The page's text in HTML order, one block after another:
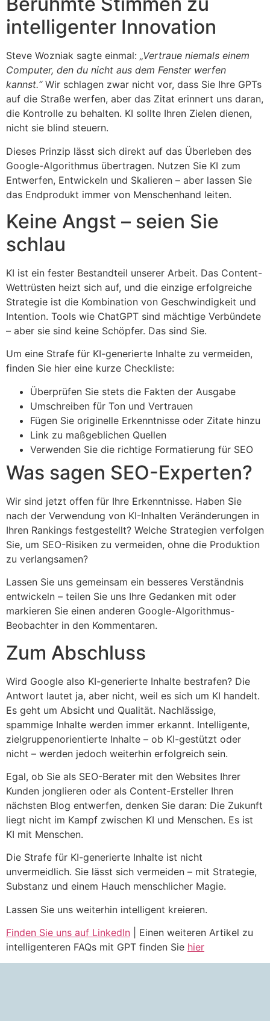
intelligenter Innovation
Steve Wozniak sagte einmal: „Vertraue niemals einem
Computer, den du nicht aus dem Fenster werfen
kannst.“Wir schlagen zwar nicht vor, dass Sie Ihre GPTs
auf die Straße werfen, aber das Zitat erinnert uns daran,
die Kontrolle zu behalten. KI sollte Ihren Zielen dienen,
nicht sie blind steuern.
Dieses Prinzip lässt sich direkt auf das Überleben des
Google-Algorithmus übertragen. Nutzen Sie KI zum
Entwerfen, Entwickeln und Skalieren – aber lassen Sie
das Endprodukt immer von Menschenhand leiten.
Keine Angst – seien Sie
schlau
KI ist ein fester Bestandteil unserer Arbeit. Das Content-
Wettrüsten heizt sich auf, und die einzige erfolgreiche
Strategie ist die Kombination von Geschwindigkeit und
Intention. Tools wie ChatGPT sind mächtige Verbündete
– aber sie sind keine Schöpfer. Das sind Sie.
Um eine Strafe für KI-generierte Inhalte zu vermeiden,
finden Sie hier eine kurze Checkliste:
Überprüfen Sie stets die Fakten der Ausgabe
Umschreiben für Ton und Vertrauen
Fügen Sie originelle Erkenntnisse oder Zitate hinzu
Link zu maßgeblichen Quellen
Verwenden Sie die richtige Formatierung für SEO
Was sagen SEO-Experten?
Wir sind jetzt offen für Ihre Erkenntnisse. Haben Sie
nach der Verwendung von KI-Inhalten Veränderungen in
Ihren Rankings festgestellt? Welche Strategien verfolgen
Sie, um SEO-Risiken zu vermeiden, ohne die Produktion
zu verlangsamen?
Lassen Sie uns gemeinsam ein besseres Verständnis
entwickeln – teilen Sie uns Ihre Gedanken mit oder
markieren Sie einen anderen Google-Algorithmus-
Beobachter in den Kommentaren.
Zum Abschluss
Wird Google also KI-generierte Inhalte bestrafen? Die
Antwort lautet ja, aber nicht, weil es sich um KI handelt.
Es geht um Absicht und Qualität. Nachlässige,
spammige Inhalte werden immer erkannt. Intelligente,
zielgruppenorientierte Inhalte – ob KI-gestützt oder
nicht – werden jedoch weiterhin erfolgreich sein.
Egal, ob Sie als SEO-Berater mit den Websites Ihrer
Kunden jonglieren oder als Content-Ersteller Ihren
nächsten Blog entwerfen, denken Sie daran: Die Zukunft
liegt nicht im Kampf zwischen KI und Menschen. Es ist
KI mit Menschen.
Die Strafe für KI-generierte Inhalte ist nicht
unvermeidlich. Sie lässt sich vermeiden – mit Strategie,
Substanz und einem Hauch menschlicher Magie.
Lassen Sie uns weiterhin intelligent kreieren.
Finden Sie uns auf LinkedIn | Einen weiteren Artikel zu
intelligenteren FAQs mit GPT finden Sie hier